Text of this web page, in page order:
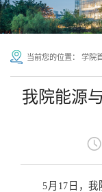
当前您的位置： 学院
我院能源
5月17日，